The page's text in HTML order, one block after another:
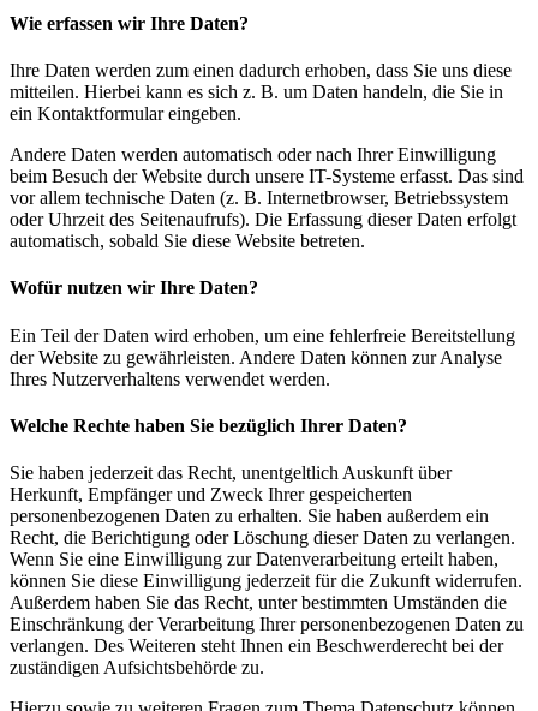
Wie erfassen wir Ihre Daten?
Ihre Daten werden zum einen dadurch erhoben, dass Sie uns diese
mitteilen. Hierbei kann es sich z. B. um Daten handeln, die Sie in
ein Kontaktformular eingeben.
Andere Daten werden automatisch oder nach Ihrer Einwilligung
beim Besuch der Website durch unsere IT-Systeme erfasst. Das sind
vor allem technische Daten (z. B. Internetbrowser, Betriebssystem
oder Uhrzeit des Seitenaufrufs). Die Erfassung dieser Daten erfolgt
automatisch, sobald Sie diese Website betreten.
Wofür nutzen wir Ihre Daten?
Ein Teil der Daten wird erhoben, um eine fehlerfreie Bereitstellung
der Website zu gewährleisten. Andere Daten können zur Analyse
Ihres Nutzerverhaltens verwendet werden.
Welche Rechte haben Sie bezüglich Ihrer Daten?
Sie haben jederzeit das Recht, unentgeltlich Auskunft über
Herkunft, Empfänger und Zweck Ihrer gespeicherten
personenbezogenen Daten zu erhalten. Sie haben außerdem ein
Recht, die Berichtigung oder Löschung dieser Daten zu verlangen.
Wenn Sie eine Einwilligung zur Datenverarbeitung erteilt haben,
können Sie diese Einwilligung jederzeit für die Zukunft widerrufen.
Außerdem haben Sie das Recht, unter bestimmten Umständen die
Einschränkung der Verarbeitung Ihrer personenbezogenen Daten zu
verlangen. Des Weiteren steht Ihnen ein Beschwerderecht bei der
zuständigen Aufsichtsbehörde zu.